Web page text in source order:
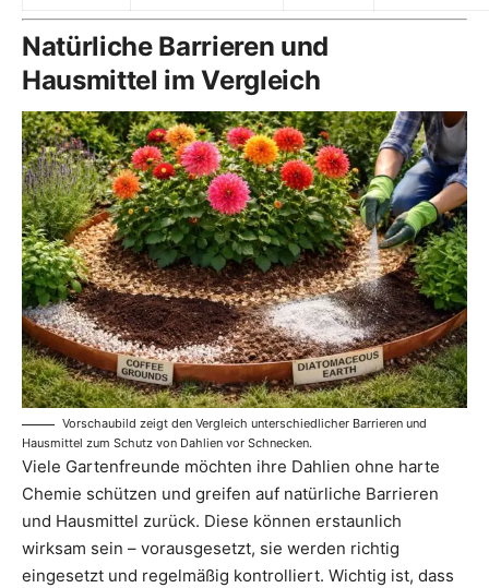
Natürliche Barrieren und
Hausmittel im Vergleich
Vorschaubild zeigt den Vergleich unterschiedlicher Barrieren und
Hausmittel zum Schutz von Dahlien vor Schnecken.
Viele Gartenfreunde möchten ihre Dahlien ohne harte
Chemie schützen und greifen auf natürliche Barrieren
und Hausmittel zurück. Diese können erstaunlich
wirksam sein – vorausgesetzt, sie werden richtig
eingesetzt und regelmäßig kontrolliert. Wichtig ist, dass